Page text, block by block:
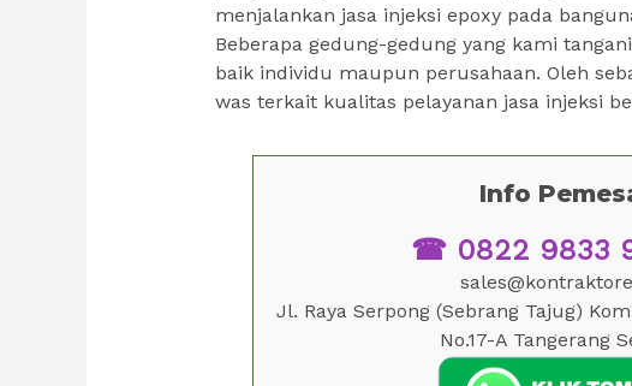
menjalankan jasa injeksi epoxy pada
Beberapa gedung-gedung yang kami
baik individu maupun perusahaan. Oleh
was terkait kualitas pelayanan jasa injeksi
Info
☎ 0822 9833
Jl. Raya Serpong (Sebrang Tajug)
No.17-A Tangerang